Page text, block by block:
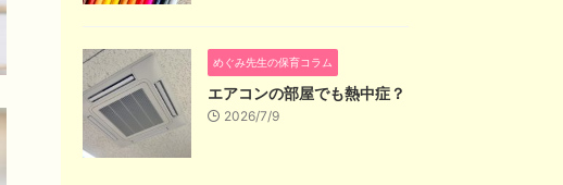
めぐみ先生の保育コラム
エアコンの部屋でも熱中症？
2026/7/9